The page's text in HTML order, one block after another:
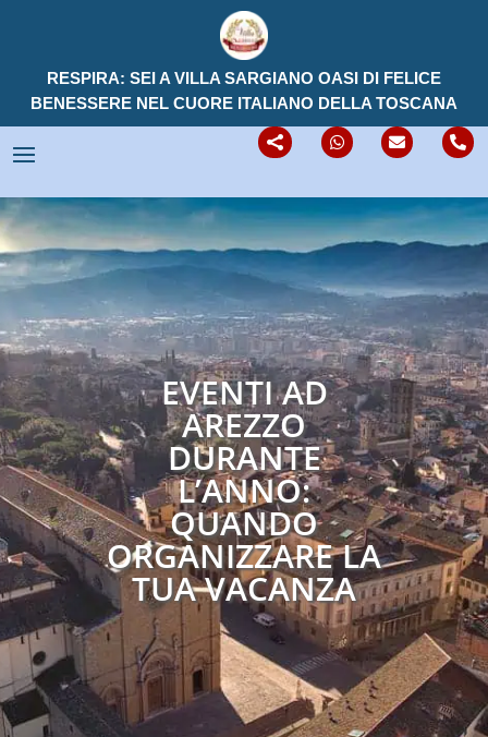
RESPIRA: SEI A VILLA SARGIANO OASI DI FELICE
BENESSERE NEL CUORE ITALIANO DELLA TOSCANA
   
EVENTI AD
AREZZO
DURANTE
L’ANNO:
QUANDO
ORGANIZZARE LA
TUA VACANZA